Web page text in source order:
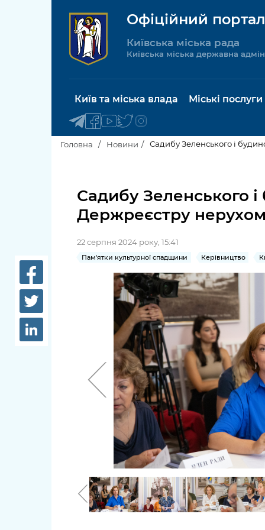
Офіційний
Київська міська рада
Київська міська державна
Київ та міська влада
Київська міська рада
Керівництво КМДА
Структура
Рішення та розпорядження
Проєкти розпоряджень, що
перебувають на погодженні
КМВА
Міські послуги
послуги
Пільги,
Паспорт,
довідки
Лікарні
Освіта
заклади
Дороги,
парковки
Головна Новини Садибу Зеленського і
Садибу Зеленського
Держреєстру
22 серпня 2024 року, 15:41
Пам'ятки культурної спадщини Керівництво